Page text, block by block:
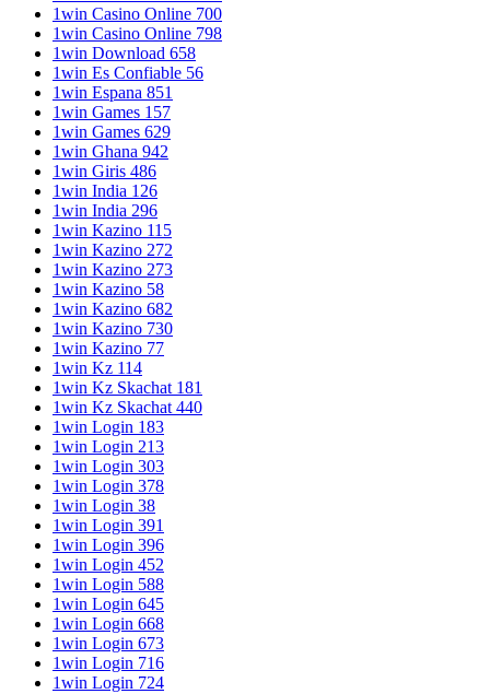
1win Casino Online 700
1win Casino Online 798
1win Download 658
1win Es Confiable 56
1win Espana 851
1win Games 157
1win Games 629
1win Ghana 942
1win Giris 486
1win India 126
1win India 296
1win Kazino 115
1win Kazino 272
1win Kazino 273
1win Kazino 58
1win Kazino 682
1win Kazino 730
1win Kazino 77
1win Kz 114
1win Kz Skachat 181
1win Kz Skachat 440
1win Login 183
1win Login 213
1win Login 303
1win Login 378
1win Login 38
1win Login 391
1win Login 396
1win Login 452
1win Login 588
1win Login 645
1win Login 668
1win Login 673
1win Login 716
1win Login 724